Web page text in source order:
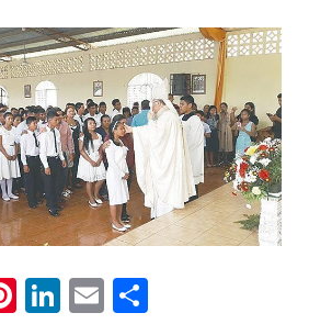
Pinterest
LinkedIn
Email